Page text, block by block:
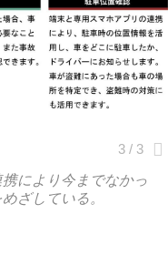
により今までなかっ
ざしている。